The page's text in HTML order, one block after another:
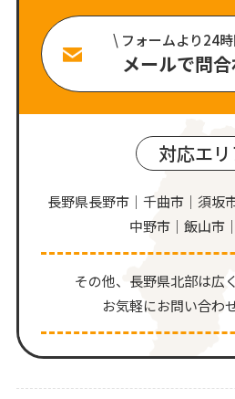
\ フォームより24
メールで問
対応エ
長野県長野市｜千曲市｜須坂
中野市｜飯山市
その他、⻑野県北部は広
お気軽にお問い合わ